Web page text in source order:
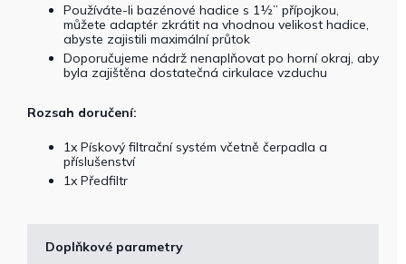
Používáte-li bazénové hadice s 1½” přípojkou,
můžete adaptér zkrátit na vhodnou velikost hadice,
abyste zajistili maximální průtok
Doporučujeme nádrž nenaplňovat po horní okraj, aby
byla zajištěna dostatečná cirkulace vzduchu
Rozsah doručení:
1x Pískový filtrační systém včetně čerpadla a
příslušenství
1x Předfiltr
Doplňkové parametry